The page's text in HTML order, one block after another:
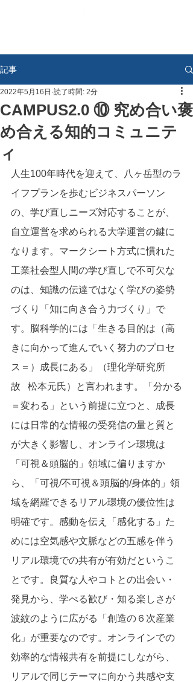
記事
CAMPUS2.0 ⑩ 究め合い褒
め合える知的コミュニテ
ィ
2022年5月16日 読了時間: 2分
人生100年時代を迎えて、八ヶ岳型のラ
イフプランを歩むビジネスパーソン
の、学び直しニーズ対応することが、
自立運営を求められる大学運営の鍵に
なります。マークシート方式に慣れた
工業社会型人間の学び直しで不可欠な
のは、知識の伝達ではなく学びの姿勢
づくり「知に向き合う力づくり」で
す。脳科学的には「生きる目的は（高
きに向かって進んでいく努力のプロセ
ス＝）成長にある」（理化学研究所
故   松本元氏）と言われます。「分かる
＝変わる」という前提に立つと、成長
には日常的な情報の受発信の量と質と
が大きく影響し、オンライン環境は
「可視＆頭脳的」領域に偏りますか
ら、「可視/不可視＆頭脳的/身体的」領
域を網羅できるリアル環境の優位性は
明確です。感動を伝え「感化する」た
めには空気感や文脈などの五感を伴う
リアル環境での共有が有効だというこ
とです。良質な人やコトとの出会い・
発見から、学べる歓び・知る楽しさが
波紋のように広がる「創造の６次産業
化」が重要なのです。オンラインでの
効率的な情報共有を前提にしながら、
リアルで同じテーマに向かう共感や支